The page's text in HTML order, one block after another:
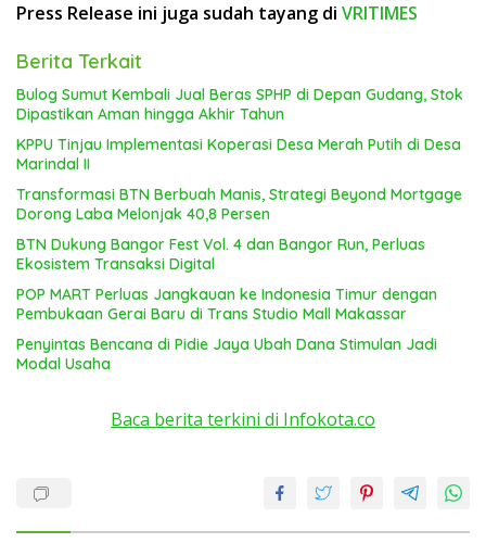
Press Release ini juga sudah tayang di VRITIMES
Berita Terkait
Bulog Sumut Kembali Jual Beras SPHP di Depan Gudang, Stok
Dipastikan Aman hingga Akhir Tahun
KPPU Tinjau Implementasi Koperasi Desa Merah Putih di Desa
Marindal II
Transformasi BTN Berbuah Manis, Strategi Beyond Mortgage
Dorong Laba Melonjak 40,8 Persen
BTN Dukung Bangor Fest Vol. 4 dan Bangor Run, Perluas
Ekosistem Transaksi Digital
POP MART Perluas Jangkauan ke Indonesia Timur dengan
Pembukaan Gerai Baru di Trans Studio Mall Makassar
Penyintas Bencana di Pidie Jaya Ubah Dana Stimulan Jadi
Modal Usaha
Baca berita terkini di Infokota.co